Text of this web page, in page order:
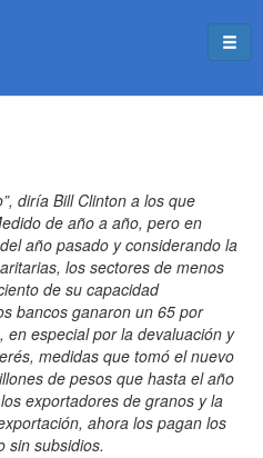
diría Bill Clinton a los que
de año a año, pero en
año pasado y considerando la
los sectores de menos
de su capacidad
bancos ganaron un 65 por
especial por la devaluación y
medidas que tomó el nuevo
de pesos que hasta el año
exportadores de granos y la
ahora los pagan los
sin subsidios.